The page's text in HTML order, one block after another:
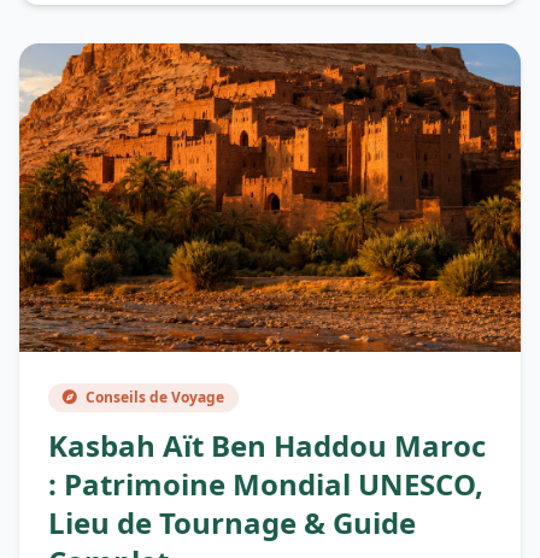
Conseils de Voyage
Kasbah Aït Ben Haddou Maroc
: Patrimoine Mondial UNESCO,
Lieu de Tournage & Guide